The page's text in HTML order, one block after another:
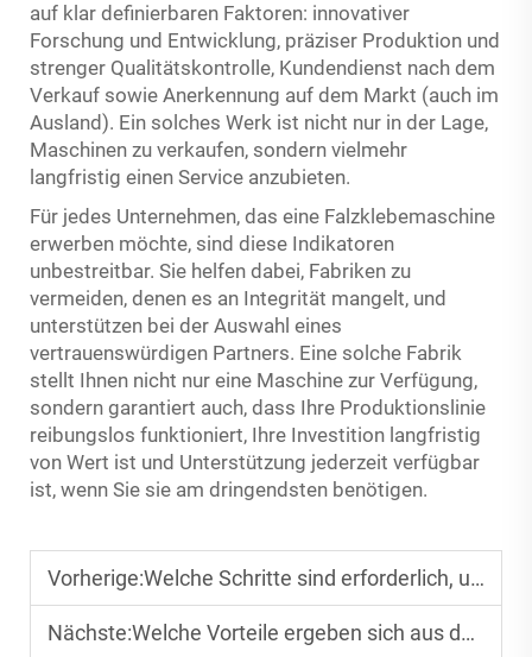
auf klar definierbaren Faktoren: innovativer
Forschung und Entwicklung, präziser Produktion und
strenger Qualitätskontrolle, Kundendienst nach dem
Verkauf sowie Anerkennung auf dem Markt (auch im
Ausland). Ein solches Werk ist nicht nur in der Lage,
Maschinen zu verkaufen, sondern vielmehr
langfristig einen Service anzubieten.
Für jedes Unternehmen, das eine Falzklebemaschine
erwerben möchte, sind diese Indikatoren
unbestreitbar. Sie helfen dabei, Fabriken zu
vermeiden, denen es an Integrität mangelt, und
unterstützen bei der Auswahl eines
vertrauenswürdigen Partners. Eine solche Fabrik
stellt Ihnen nicht nur eine Maschine zur Verfügung,
sondern garantiert auch, dass Ihre Produktionslinie
reibungslos funktioniert, Ihre Investition langfristig
von Wert ist und Unterstützung jederzeit verfügbar
ist, wenn Sie sie am dringendsten benötigen.
Vorherige:Welche Schritte sind erforderlich, um eine Produktionslinie für Kartonverpackungen zu starten?
Nächste:Welche Vorteile ergeben sich aus der Verwendung von automatischen Faltschachtelklebemaschinen?